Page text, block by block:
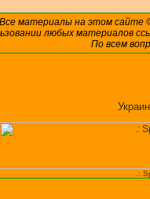
Все материалы на этом сайте
любых материалов
По всем
.: